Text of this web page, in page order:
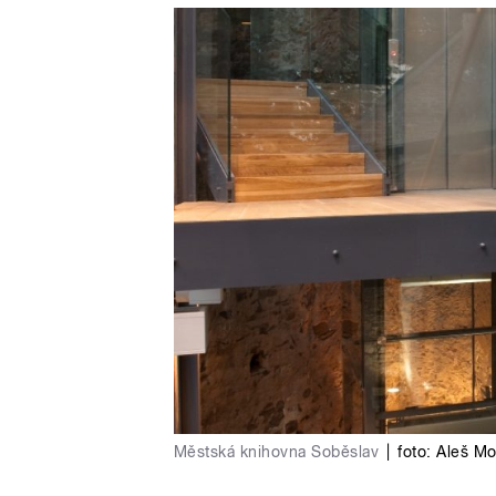
Městská knihovna Soběslav foto:Aleš